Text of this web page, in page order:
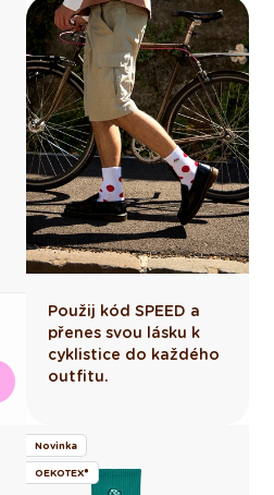
Použij kód SPEED a
přenes svou lásku k
cyklistice do každého
outfitu.
Novinka
OEKOTEX®